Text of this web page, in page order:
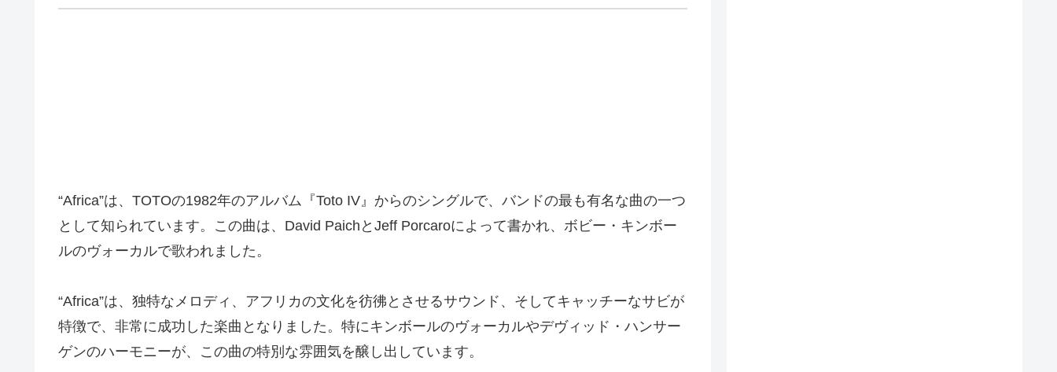
“Africa”は、TOTOの1982年のアルバム『Toto IV』からのシングルで、バンドの最も有名な曲の一つ
として知られています。この曲は、David PaichとJeff Porcaroによって書かれ、ボビー・キンボー
ルのヴォーカルで歌われました。
“Africa”は、独特なメロディ、アフリカの文化を彷彿とさせるサウンド、そしてキャッチーなサビが
特徴で、非常に成功した楽曲となりました。特にキンボールのヴォーカルやデヴィッド・ハンサー
ゲンのハーモニーが、この曲の特別な雰囲気を醸し出しています。